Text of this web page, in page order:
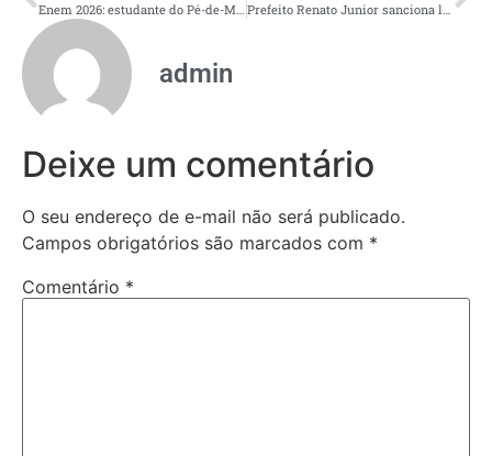
admin
Deixe um comentário
O seu endereço de e-mail não será publicado.
Campos obrigatórios são marcados com *
Comentário *